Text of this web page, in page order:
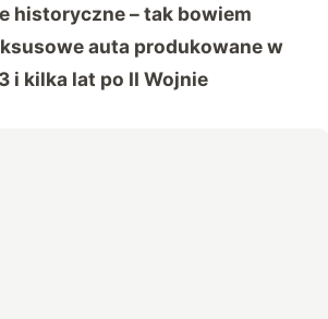
historyczne – tak bowiem
auta produkowane w
i kilka lat po II Wojnie